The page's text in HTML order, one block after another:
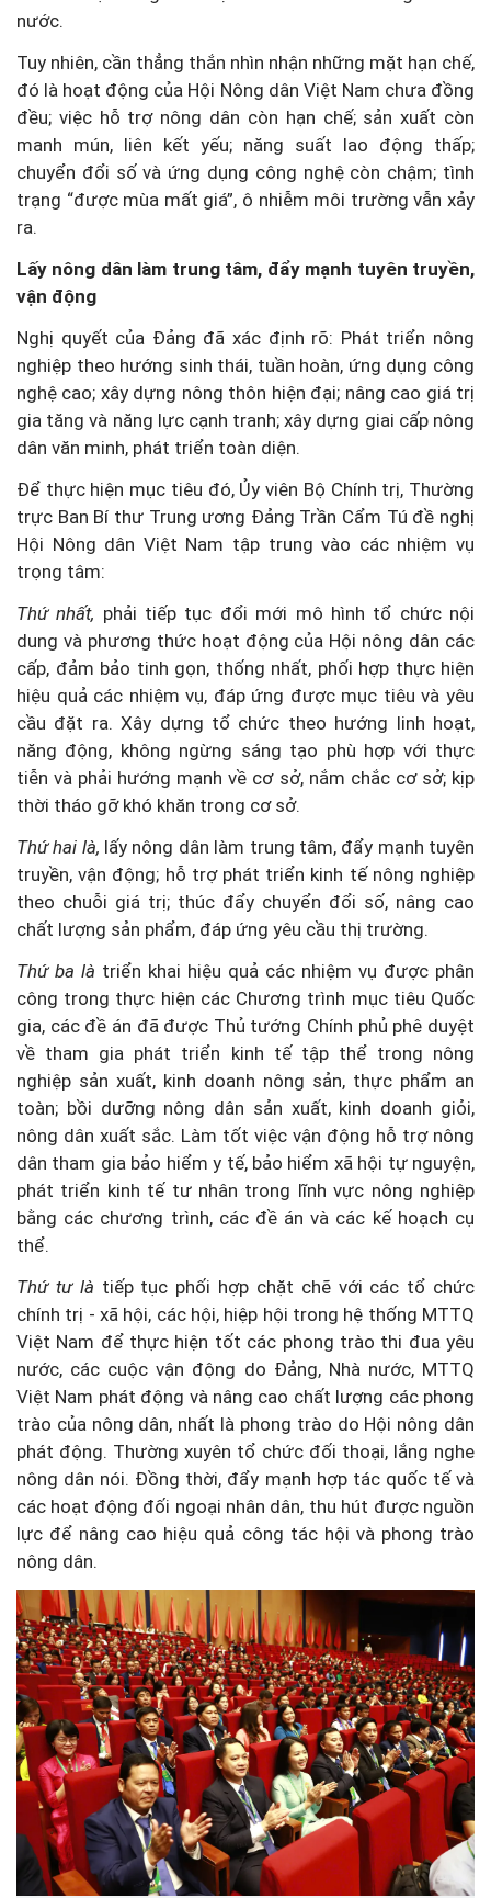
nước.
Tuy nhiên, cần thẳng thắn nhìn nhận những mặt hạn chế,
đó là hoạt động của Hội Nông dân Việt Nam chưa đồng
đều; việc hỗ trợ nông dân còn hạn chế; sản xuất còn
manh mún, liên kết yếu; năng suất lao động thấp;
chuyển đổi số và ứng dụng công nghệ còn chậm; tình
trạng “được mùa mất giá”, ô nhiễm môi trường vẫn xảy
ra.
Lấy nông dân làm trung tâm, đẩy mạnh tuyên truyền,
vận động
Nghị quyết của Đảng đã xác định rõ: Phát triển nông
nghiệp theo hướng sinh thái, tuần hoàn, ứng dụng công
nghệ cao; xây dựng nông thôn hiện đại; nâng cao giá trị
gia tăng và năng lực cạnh tranh; xây dựng giai cấp nông
dân văn minh, phát triển toàn diện.
Để thực hiện mục tiêu đó, Ủy viên Bộ Chính trị, Thường
trực Ban Bí thư Trung ương Đảng Trần Cẩm Tú đề nghị
Hội Nông dân Việt Nam tập trung vào các nhiệm vụ
trọng tâm:
Thứ nhất, phải tiếp tục đổi mới mô hình tổ chức nội
dung và phương thức hoạt động của Hội nông dân các
cấp, đảm bảo tinh gọn, thống nhất, phối hợp thực hiện
hiệu quả các nhiệm vụ, đáp ứng được mục tiêu và yêu
cầu đặt ra. Xây dựng tổ chức theo hướng linh hoạt,
năng động, không ngừng sáng tạo phù hợp với thực
tiễn và phải hướng mạnh về cơ sở, nắm chắc cơ sở; kịp
thời tháo gỡ khó khăn trong cơ sở.
Thứ hai là, lấy nông dân làm trung tâm, đẩy mạnh tuyên
truyền, vận động; hỗ trợ phát triển kinh tế nông nghiệp
theo chuỗi giá trị; thúc đẩy chuyển đổi số, nâng cao
chất lượng sản phẩm, đáp ứng yêu cầu thị trường.
Thứ ba là triển khai hiệu quả các nhiệm vụ được phân
công trong thực hiện các Chương trình mục tiêu Quốc
gia, các đề án đã được Thủ tướng Chính phủ phê duyệt
về tham gia phát triển kinh tế tập thể trong nông
nghiệp sản xuất, kinh doanh nông sản, thực phẩm an
toàn; bồi dưỡng nông dân sản xuất, kinh doanh giỏi,
nông dân xuất sắc. Làm tốt việc vận động hỗ trợ nông
dân tham gia bảo hiểm y tế, bảo hiểm xã hội tự nguyện,
phát triển kinh tế tư nhân trong lĩnh vực nông nghiệp
bằng các chương trình, các đề án và các kế hoạch cụ
thể.
Thứ tư là tiếp tục phối hợp chặt chẽ với các tổ chức
chính trị - xã hội, các hội, hiệp hội trong hệ thống MTTQ
Việt Nam để thực hiện tốt các phong trào thi đua yêu
nước, các cuộc vận động do Đảng, Nhà nước, MTTQ
Việt Nam phát động và nâng cao chất lượng các phong
trào của nông dân, nhất là phong trào do Hội nông dân
phát động. Thường xuyên tổ chức đối thoại, lắng nghe
nông dân nói. Đồng thời, đẩy mạnh hợp tác quốc tế và
các hoạt động đối ngoại nhân dân, thu hút được nguồn
lực để nâng cao hiệu quả công tác hội và phong trào
nông dân.